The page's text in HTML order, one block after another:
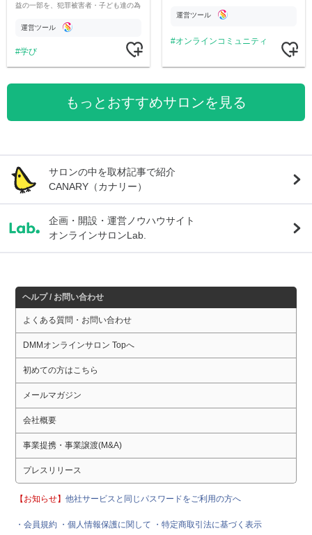
益の一部を、犯罪被害者・子ども達の為
す運営ツール
学び
運営ツール
オンラインコミュニティ
もっとおすすめサロンを見る
サロンの中を取材記事で紹介
CANARY（カナリー）
企画・開設・運営ノウハウサイト
オンラインサロンLab.
ヘルプ / お問い合わせ
よくある質問・お問い合わせ
DMMオンラインサロン Topへ
初めての方はこちら
メールマガジン
会社概要
事業提携・事業譲渡(M&A)
プレスリリース
【お知らせ】他社サービスと同じパスワードをご利用の方へ
・会員規約 ・個人情報保護に関して ・特定商取引法に基づく表示